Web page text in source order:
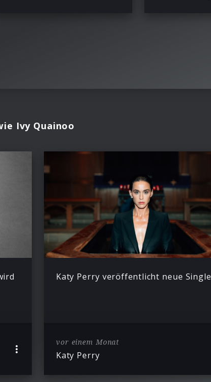
Ivy Quainoo
Katy Perry veröffentlicht neue Single
vor einem Monat
Katy Perry